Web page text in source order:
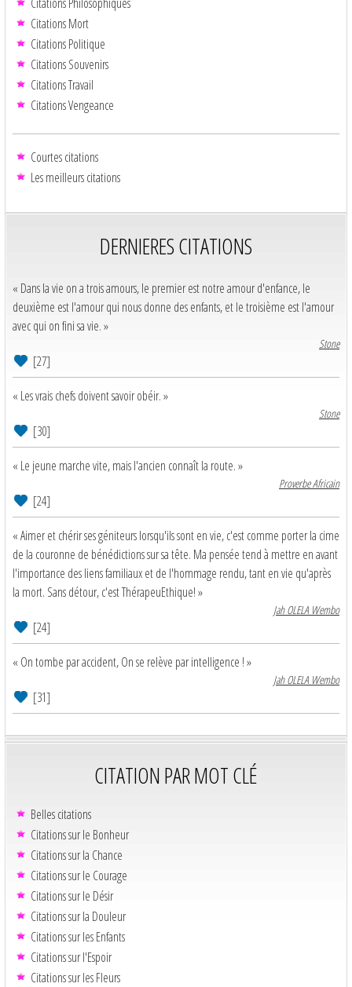
Citations Mort
Citations Politique
Citations Souvenirs
Citations Travail
Citations Vengeance
Courtes citations
Les meilleurs citations
DERNIERES CITATIONS
« Dans la vie on a trois amours, le premier est notre amour d'enfance, le
deuxième est l'amour qui nous donne des enfants, et le troisième est l'amour
avec qui on fini sa vie. »
Stone
[27]
« Les vrais chefs doivent savoir obéir. »
Stone
[30]
« Le jeune marche vite, mais l'ancien connaît la route. »
Proverbe Africain
[24]
« Aimer et chérir ses géniteurs lorsqu'ils sont en vie, c'est comme porter la cime
de la couronne de bénédictions sur sa tête. Ma pensée tend à mettre en avant
l'importance des liens familiaux et de l'hommage rendu, tant en vie qu'après
la mort. Sans détour, c'est ThérapeuEthique! »
Jah OLELA Wembo
[24]
« On tombe par accident, On se relève par intelligence ! »
Jah OLELA Wembo
[31]
CITATION PAR MOT CLÉ
Belles citations
Citations sur le Bonheur
Citations sur la Chance
Citations sur le Courage
Citations sur le Désir
Citations sur la Douleur
Citations sur les Enfants
Citations sur l'Espoir
Citations sur les Fleurs